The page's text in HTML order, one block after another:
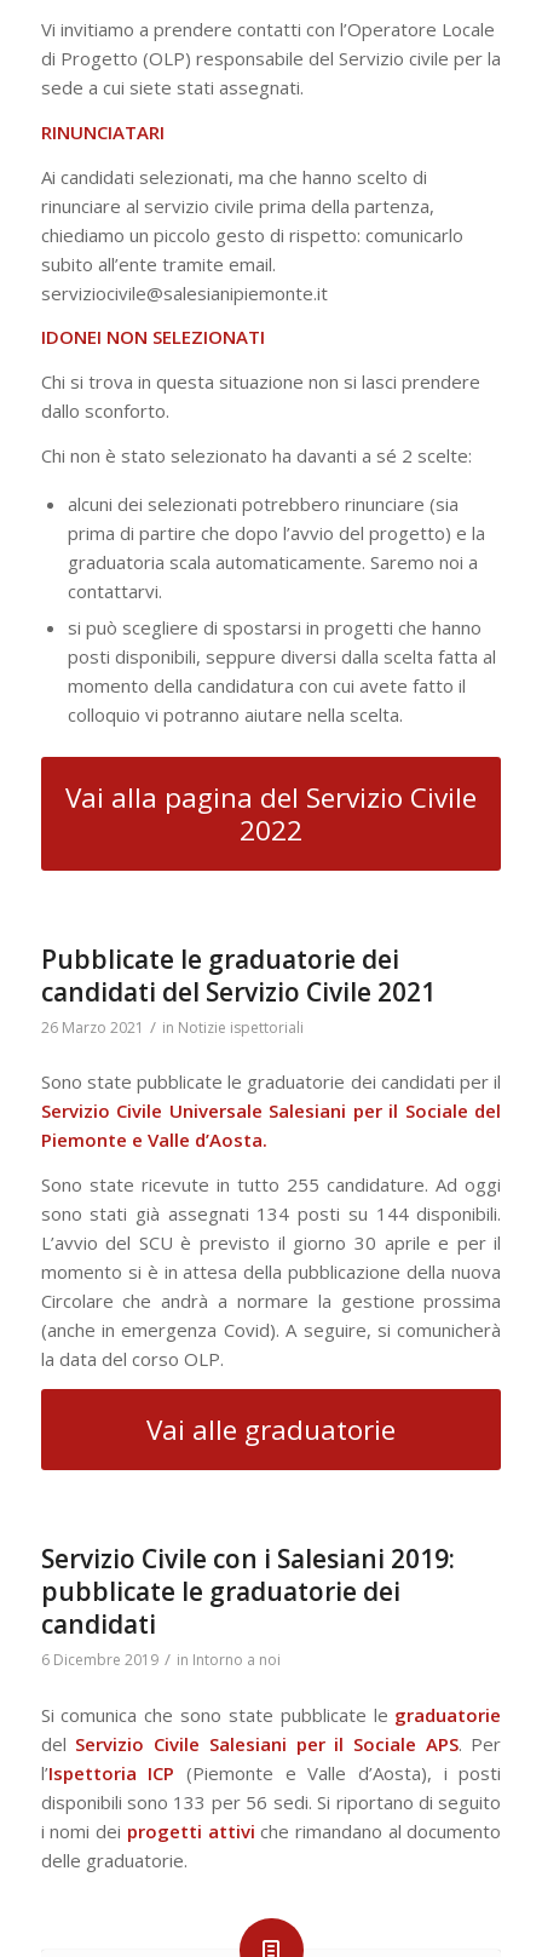
Vi invitiamo a prendere contatti con l’Operatore Locale
di Progetto (OLP) responsabile del Servizio civile per la
sede a cui siete stati assegnati.
RINUNCIATARI
Ai candidati selezionati, ma che hanno scelto di
rinunciare al servizio civile prima della partenza,
chiediamo un piccolo gesto di rispetto: comunicarlo
subito all’ente tramite email.
serviziocivile@salesianipiemonte.it
IDONEI NON SELEZIONATI
Chi si trova in questa situazione non si lasci prendere
dallo sconforto.
Chi non è stato selezionato ha davanti a sé 2 scelte:
alcuni dei selezionati potrebbero rinunciare (sia
prima di partire che dopo l’avvio del progetto) e la
graduatoria scala automaticamente. Saremo noi a
contattarvi.
si può scegliere di spostarsi in progetti che hanno
posti disponibili, seppure diversi dalla scelta fatta al
momento della candidatura con cui avete fatto il
colloquio vi potranno aiutare nella scelta.
Vai alla pagina del Servizio Civile
2022
Pubblicate le graduatorie dei
candidati del Servizio Civile 2021
26 Marzo 2021 / in Notizie ispettoriali
Sono state pubblicate le graduatorie dei candidati per il
Servizio Civile Universale Salesiani per il Sociale del
Piemonte e Valle d’Aosta.
Sono state ricevute in tutto 255 candidature. Ad oggi
sono stati già assegnati 134 posti su 144 disponibili.
L’avvio del SCU è previsto il giorno 30 aprile e per il
momento si è in attesa della pubblicazione della nuova
Circolare che andrà a normare la gestione prossima
(anche in emergenza Covid). A seguire, si comunicherà
la data del corso OLP.
Vai alle graduatorie
Servizio Civile con i Salesiani 2019:
pubblicate le graduatorie dei
candidati
6 Dicembre 2019 / in Intorno a noi
Si comunica che sono state pubblicate le graduatorie
del Servizio Civile Salesiani per il Sociale APS. Per
l’Ispettoria ICP (Piemonte e Valle d’Aosta), i posti
disponibili sono 133 per 56 sedi. Si riportano di seguito
i nomi dei progetti attivi che rimandano al documento
delle graduatorie.